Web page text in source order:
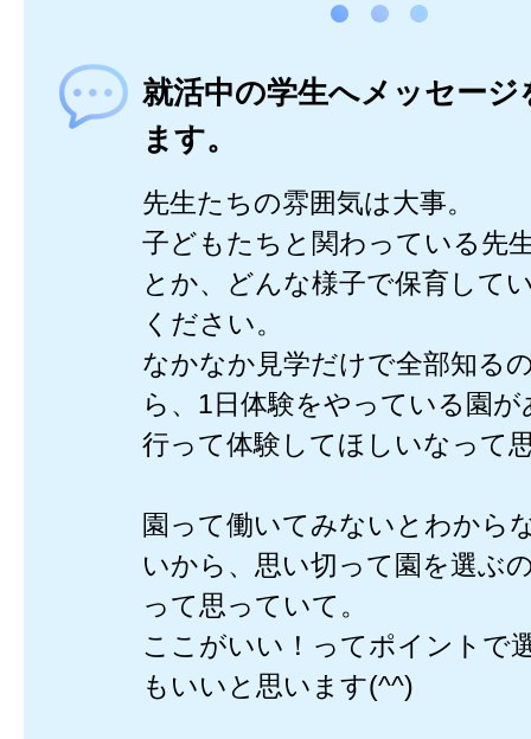
就活中の学生へメッセージ
ます。
先生たちの雰囲気は大事。
子どもたちと関わっている先
とか、どんな様子で保育して
ください。
なかなか見学だけで全部知る
ら、1日体験をやっている園
行って体験してほしいなって
園って働いてみないとわから
いから、思い切って園を選ぶ
って思っていて。
ここがいい！ってポイントで
もいいと思います(^^)